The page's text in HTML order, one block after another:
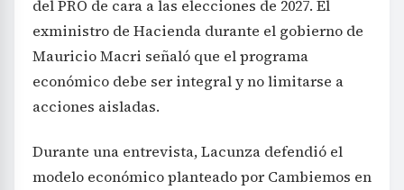
del PRO de cara a las elecciones de 2027. El
exministro de Hacienda durante el gobierno de
Mauricio Macri señaló que el programa
económico debe ser integral y no limitarse a
acciones aisladas.
Durante una entrevista, Lacunza defendió el
modelo económico planteado por Cambiemos en